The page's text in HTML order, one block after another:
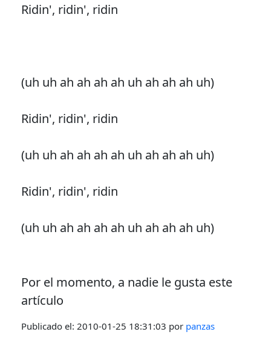
Ridin', ridin', ridin
(uh uh ah ah ah ah uh ah ah ah uh)
Ridin', ridin', ridin
(uh uh ah ah ah ah uh ah ah ah uh)
Ridin', ridin', ridin
(uh uh ah ah ah ah uh ah ah ah uh)
Por el momento, a nadie le gusta este
artículo
Publicado el: 2010-01-25 18:31:03 por panzas